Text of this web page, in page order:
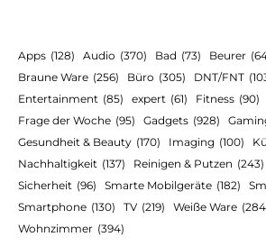
Apps (128) Audio (370) Bad (73) Beurer
Braune Ware (256) Büro (305) DNT/FNT
Entertainment (85) expert (61) Fitness (90)
Frage der Woche (95) Gadgets (928)
Gesundheit & Beauty (170) Imaging (100)
Nachhaltigkeit (137) Reinigen & Putzen (243)
Sicherheit (96) Smarte Mobilgeräte (182)
Smartphone (130) TV (219) Weiße Ware
Wohnzimmer (394)